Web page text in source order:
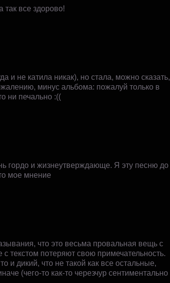
так все здорово!
и не катила никак), но стала, можно сказать,
минус альбома: пожалуй только в
ни печально :((
гордо и жизнеутверждающе. Я эту песню до
мое мнение
что это весьма провальная вещь с
текстом потеряют свою примечательность.
и дикий, что не такой как все остальные,
(чего-то как-то черезчур сентиментально